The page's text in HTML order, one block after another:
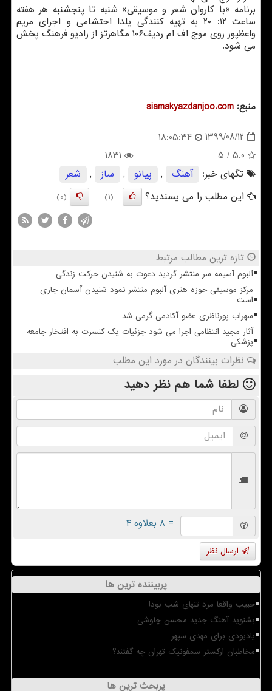
برنامه «با کاروان شعر و موسیقی» شنبه تا پنجشنبه هر هفته
ساعت ۱۲: ۲۰ به تهیه کنندگی یلدا احتشامی و اجرای مریم
واعظپور روی موج اف ام ردیف۱۰۶ مگاهرتز از رادیو فرهنگ پخش
می شود.
منبع: siamakyazdanjoo.com
1399/08/12
18:05:34
5.0
/ 5
1831
تگهای خبر:
آهنگ , پیانو , ساز ,
شعر
این مطلب را می پسندید؟
(1)
(0)
تازه ترین مطالب مرتبط
آلبوم آسیمه سر منتشر گردید دعوت به شنیدن حرکت زندگی
مرکز موسیقی حوزه هنری آلبوم منتشر نمود شنیدن آسمان جاری
است
سهراب پورناظری عضو آکادمی گرمی شد
آثار مجید انتظامی اجرا می شود جزئیات یک کنسرت به افتخار جامعه
پزشکی
نظرات بینندگان در مورد این مطلب
لطفا شما همنظر دهید
= ۸ بعلاوه ۴
ارسال نظر
پربیننده ترین ها
حبیب واقعا مرد تنهای شب بود!
بشنوید آهنگ جدید محسن چاوشی
یادبودی برای مهدی سپهر
مخاطبان ارکستر سمفونیک تهران چه گفتند؟
پربحث ترین ها